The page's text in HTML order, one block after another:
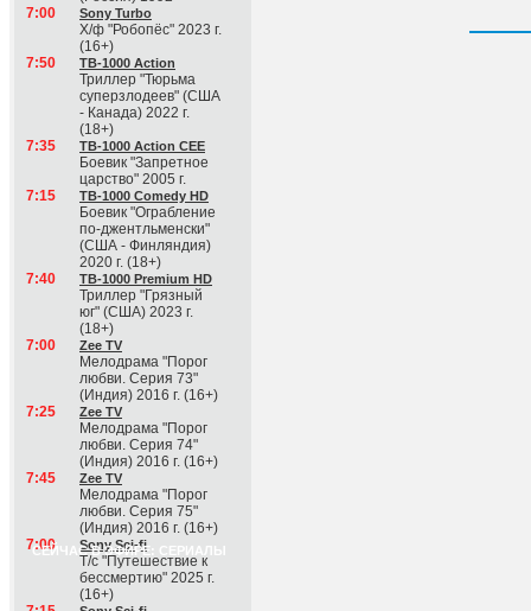
7:00
Sony Turbo
Х/ф "Робопёс" 2023 г.
(16+)
7:50
ТВ-1000 Action
Триллер "Тюрьма
суперзлодеев" (США
- Канада) 2022 г.
(18+)
7:35
ТВ-1000 Action CEE
Боевик "Запретное
царство" 2005 г.
7:15
ТВ-1000 Comedy HD
Боевик "Ограбление
по-джентльменски"
(США - Финляндия)
2020 г. (18+)
7:40
ТВ-1000 Premium HD
Триллер "Грязный
юг" (США) 2023 г.
(18+)
7:00
Zee TV
Мелодрама "Порог
любви. Серия 73"
(Индия) 2016 г. (16+)
7:25
Zee TV
Мелодрама "Порог
любви. Серия 74"
(Индия) 2016 г. (16+)
7:45
Zee TV
Мелодрама "Порог
любви. Серия 75"
(Индия) 2016 г. (16+)
СЕЙЧАС В ЭФИРЕ: СЕРИАЛЫ
7:00 Sony Sci-fi
Т/с "Путешествие к
бессмертию" 2025 г.
(16+)